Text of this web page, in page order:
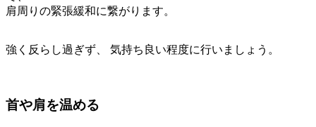
肩周りの緊張緩和に繋がります。
強く反らし過ぎず、 気持ち良い程度に行いましょう。
首や肩を温める